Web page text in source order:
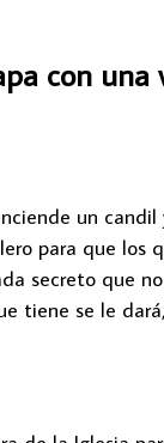
con una
un
para que los
secreto que
tiene se le